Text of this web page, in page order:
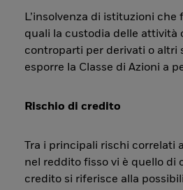
L’insolvenza di istituzioni che
quali la custodia delle attività
controparti per derivati o altri
esporre la Classe di Azioni a
Rischio di credito
Tra i principali rischi correlati
nel reddito fisso vi è quello di
credito si riferisce alla